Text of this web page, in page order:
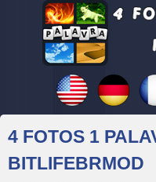
4 FOTOS 1
BITLIFEBRMOD